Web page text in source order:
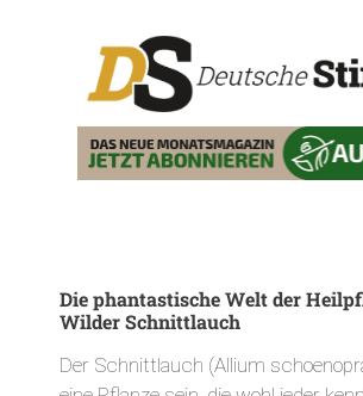
Die phantastische Welt der
Wilder Schnittlauch
Der Schnittlauch (Allium